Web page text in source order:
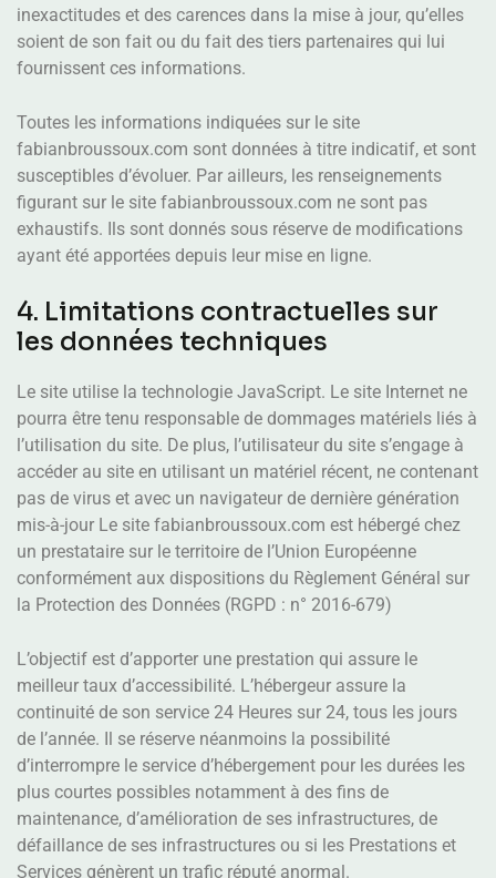
inexactitudes et des carences dans la mise à jour, qu’elles
soient de son fait ou du fait des tiers partenaires qui lui
fournissent ces informations.
Toutes les informations indiquées sur le site
fabianbroussoux.com sont données à titre indicatif, et sont
susceptibles d’évoluer. Par ailleurs, les renseignements
figurant sur le site fabianbroussoux.com ne sont pas
exhaustifs. Ils sont donnés sous réserve de modifications
ayant été apportées depuis leur mise en ligne.
4. Limitations contractuelles sur
les données techniques
Le site utilise la technologie JavaScript. Le site Internet ne
pourra être tenu responsable de dommages matériels liés à
l’utilisation du site. De plus, l’utilisateur du site s’engage à
accéder au site en utilisant un matériel récent, ne contenant
pas de virus et avec un navigateur de dernière génération
mis-à-jour Le site fabianbroussoux.com est hébergé chez
un prestataire sur le territoire de l’Union Européenne
conformément aux dispositions du Règlement Général sur
la Protection des Données (RGPD : n° 2016-679)
L’objectif est d’apporter une prestation qui assure le
meilleur taux d’accessibilité. L’hébergeur assure la
continuité de son service 24 Heures sur 24, tous les jours
de l’année. Il se réserve néanmoins la possibilité
d’interrompre le service d’hébergement pour les durées les
plus courtes possibles notamment à des fins de
maintenance, d’amélioration de ses infrastructures, de
défaillance de ses infrastructures ou si les Prestations et
Services génèrent un trafic réputé anormal.